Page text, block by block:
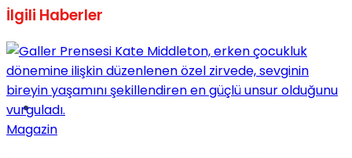
Müzik
View All Result
İlgili Haberler
Magazin